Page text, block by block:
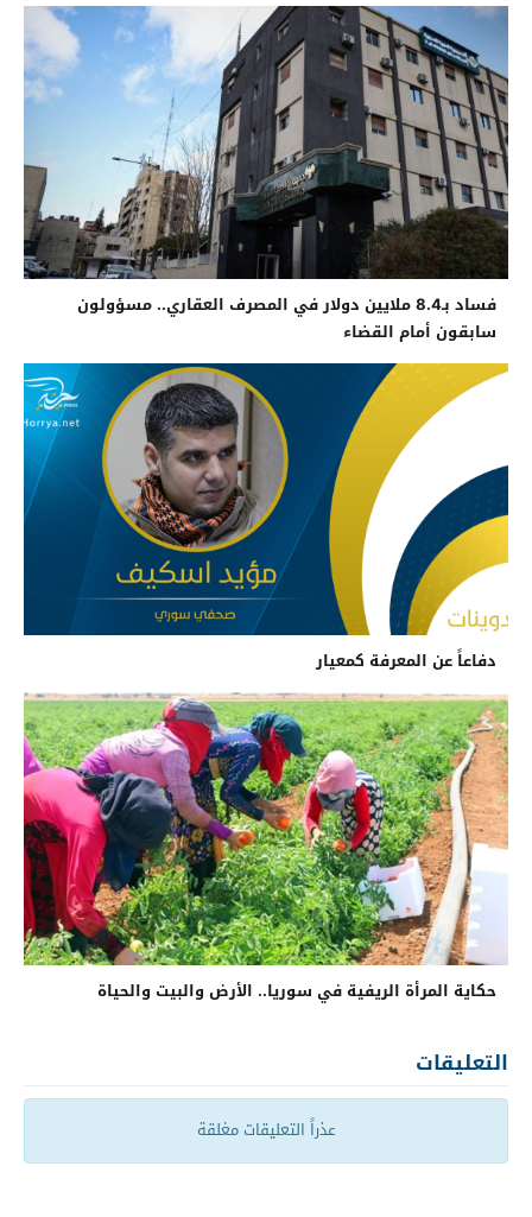
فساد بـ8.4 ملايين دولار في المصرف العقاري.. مسؤولون
سابقون أمام القضاء
دفاعاً عن المعرفة كمعيار
حكاية المرأة الريفية في سوريا.. الأرض والبيت والحياة
التعليقات
عذراً التعليقات مغلقة